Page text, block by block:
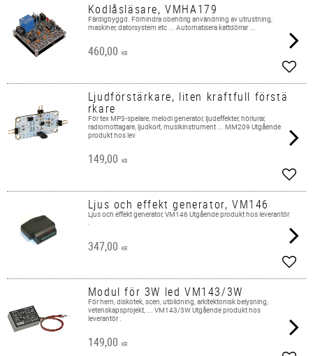
Kodlåsläsare, VMHA179
Färdigbyggd. Förhindra obehörig användning av utrustning,
maskiner, datorsystem etc ... Automatisera kattdörrar ...
460,00 KR
Add
Ljudförstärkare, liten kraftfull förstä
rkare
För tex MP3-spelare, melodi generator, ljudeffekter, hörlurar,
radiomottagare, ljudkort, musikinstrument ... MM209 Utgående
produkt hos lev
149,00 KR
Add
Ljus och effekt generator, VM146
Ljus och effekt generator, VM146 Utgående produkt hos leverantör
.
347,00 KR
Add
Modul för 3W led VM143/3W
För hem, diskotek, scen, utbildning, arkitektonisk belysning,
vetenskapsprojekt, ... VM143/3W Utgående produkt hos
leverantör .
149,00 KR